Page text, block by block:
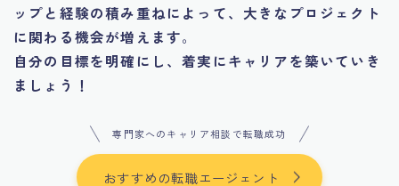
ップと経験の積み重ねによって、大きなプロジェクト
に関わる機会が増えます。
自分の目標を明確にし、着実にキャリアを築いていき
ましょう！
専門家へのキャリア相談で転職成功
おすすめの転職エージェント